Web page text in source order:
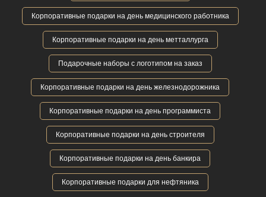
Корпоративные подарки на день медицинского работника
Корпоративные подарки на день метталлурга
Подарочные наборы с логотипом на заказ
Корпоративные подарки на день железнодорожника
Корпоративные подарки на день программиста
Корпоративные подарки на день строителя
Корпоративные подарки на день банкира
Корпоративные подарки для нефтяника